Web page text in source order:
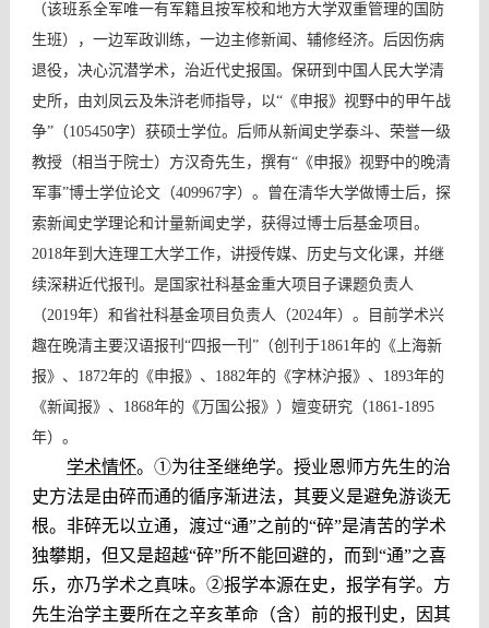
（该班系全军唯一有军籍且按军校和地方大学双重管理的国防
生班），一边军政训练，一边主修新闻、辅修经济。后因伤病
退役，决心沉潜学术，治近代史报国。保研到中国人民大学清
史所，由刘凤云及朱浒老师指导，以“《申报》视野中的甲午战
争”（105450字）获硕士学位。后师从新闻史学泰斗、荣誉一级
教授（相当于院士）方汉奇先生，撰有“《申报》视野中的晚清
军事”博士学位论文（409967字）。曾在清华大学做博士后，探
索新闻史学理论和计量新闻史学，获得过博士后基金项目。
2018年到大连理工大学工作，讲授传媒、历史与文化课，并继
续深耕近代报刊。是国家社科基金重大项目子课题负责人
（2019年）和省社科基金项目负责人（2024年）。目前学术兴
趣在晚清主要汉语报刊“四报一刊”（创刊于1861年的《上海新
报》、1872年的《申报》、1882年的《字林沪报》、1893年的
《新闻报》、1868年的《万国公报》）嬗变研究（1861-1895
年）。
学术情怀。 ①为往圣继绝学。授业恩师方先生的治
史方法是由碎而通的循序渐进法，其要义是避免游谈无
根。非碎无以立通，渡过“通”之前的“碎”是清苦的学术
独攀期，但又是超越“碎”所不能回避的，而到“通”之喜
乐，亦乃学术之真味。 ②报学本源在史，报学有学。方
先生治学主要所在之辛亥革命（含）前的报刊史，因其